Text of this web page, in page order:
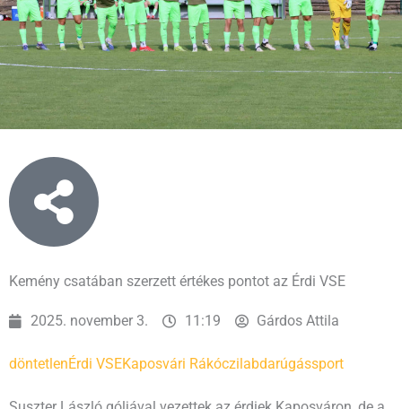
Kemény csatában szerzett értékes pontot az Érdi VSE
2025. november 3. 11:19 Gárdos Attila
döntetlenÉrdi VSEKaposvári Rákóczi labdarúgássport